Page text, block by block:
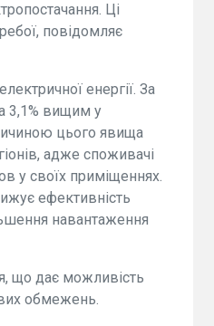
Ці
повідомляє
енергії. За
3,1% вищим у
цього явища
адже споживачі
у своїх приміщеннях.
ефективність
навантаження
що дає можливість
обмежень.